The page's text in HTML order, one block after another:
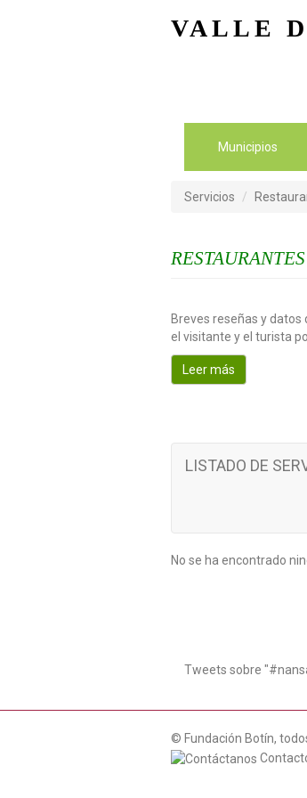
VALLE
Municipios
Servicios
RESTAURANTES
Breves reseñas y
el visitante y el turista
Leer más
LISTADO DE
No se ha encontrado
Tweets sobre
© Fundación Botín,